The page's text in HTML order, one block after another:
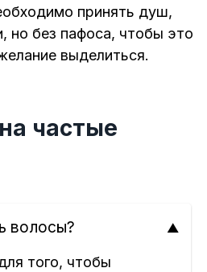
принять душ,
но без пафоса, чтобы это
выделиться.
частые
волосы?
того, чтобы